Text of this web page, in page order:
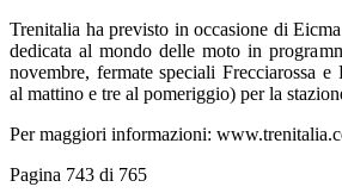
Trenitalia ha previsto in occasione di
dedicata al mondo delle moto in
novembre, fermate speciali Frecciarossa e
al mattino e tre al pomeriggio) per la
Per maggiori informazioni:
Pagina 743 di 765